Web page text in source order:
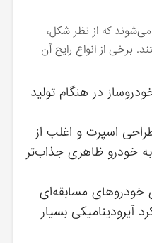
که از نظر شکل،
برخی از انواع رایج آن
در هنگام تولید
اسپرت و اغلب از
خودرو ظاهری جذاب‌تر
خودروهای مسابقه‌ای
آیرودینامیکی بسیار